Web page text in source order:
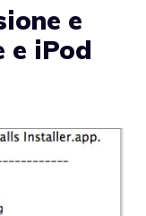
e
e iPod